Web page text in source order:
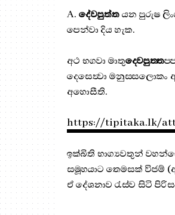
A. දේවපුත්තයන පුරුෂ
පෙන්වා දිය හැක.
අථ භගවා මාතුදෙවපුත‍්ත
දෙසෙත්‍වා මනුස‍්සලොකං
අහොසීති.
https://tipitaka.lk/
ඉක්බිති භාග්‍යවතුන්
සමූහයාට තෙමසක් විජම්
ඒ දේශනාව රැස්ව සිටි